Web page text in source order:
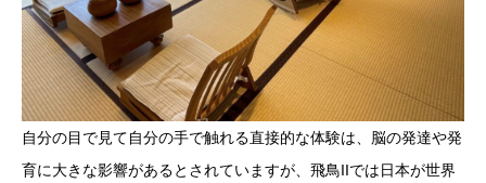
自分の目で見て自分の手で触れる直接的な体験は、脳の発達や発
育に大きな影響があるとされていますが、飛鳥IIでは日本が世界